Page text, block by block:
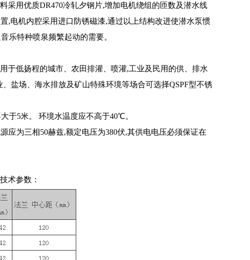
采用优质DR470冷轧夕钢片,增加电机绕组的匝数及潜水线
,电机内腔采用进口防锈磁漆,通过以上结构改进使潜水泵惯
乐特种喷泉频繁起动的需要。
于低扬程的城市、农田排灌、喷灌,工业及民用的供、排水
盐场、海水排放及矿山特殊环境等场合可选择QSPF型不锈
于5米。 环境水温度应不高于40℃。
应为三相50赫兹,额定电压为380伏,其供电电压必须保证在
术参数：